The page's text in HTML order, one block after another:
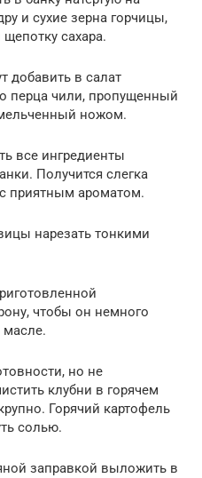
и сухие зерна горчицы,
сахара.
добавить в салат
перца чили, пропущенный
ножом.
все ингредиенты
Получится слегка
приятным ароматом.
нарезать тонкими
чтобы он немного
масле.
но не
клубни в горячем
Горячий картофель
солью.
заправкой выложить в